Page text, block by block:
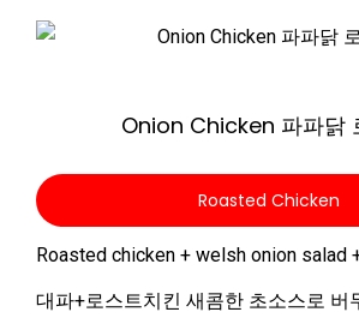
Onion Chicken 파파닭
Roasted Chicken
Roasted chicken + welsh onion salad
대파+로스트치킨 새콤한 초소스로 버